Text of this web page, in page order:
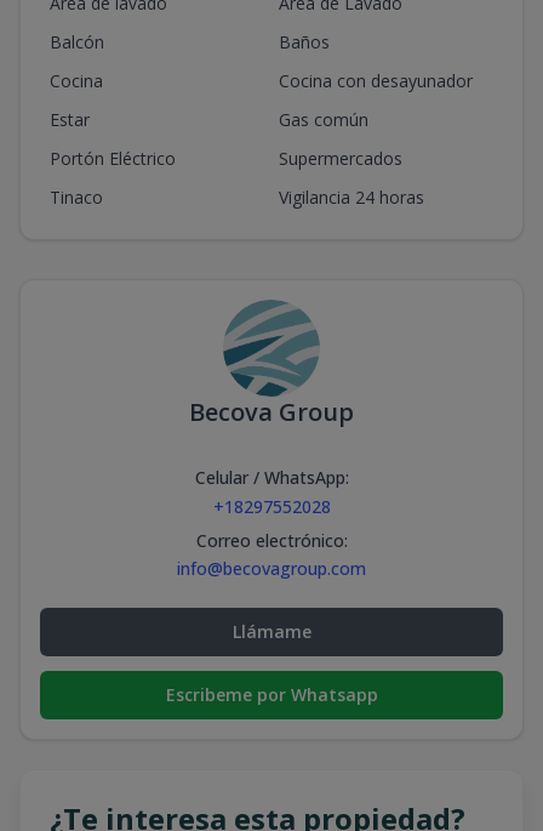
Balcón
Baños
Cocina
Cocina con desayunador
Estar
Gas común
Portón Eléctrico
Supermercados
Tinaco
Vigilancia 24 horas
Becova Group
Celular / WhatsApp:
+18297552028
Correo electrónico:
info@becovagroup.com
Llámame
Escribeme por Whatsapp
¿Te interesa esta propiedad?